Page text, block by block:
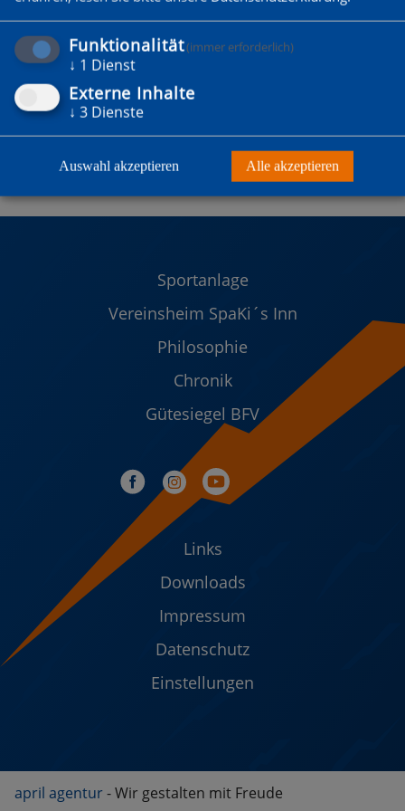
Sportanlage
Vereinsheim SpaKi´s Inn
Philosophie
Chronik
Gütesiegel BFV
Links
Downloads
Impressum
Datenschutz
Einstellungen
april agentur- Wir gestalten mit Freude
Funktionalität(immer erforderlich)
↓ 1 Dienst
Externe Inhalte
↓ 3 Dienste
Auswahl akzeptieren Alle akzeptieren